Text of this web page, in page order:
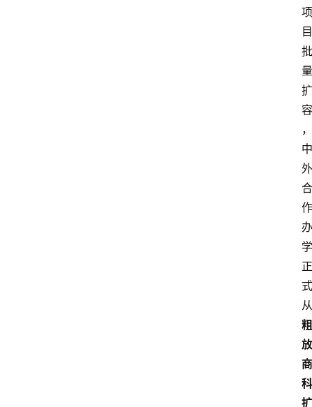
项
目
批
量
扩
容
，
中
外
合
作
办
学
正
式
从
粗
放
商
科
扩